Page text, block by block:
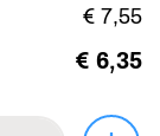
€ 7,55
€ 6,35